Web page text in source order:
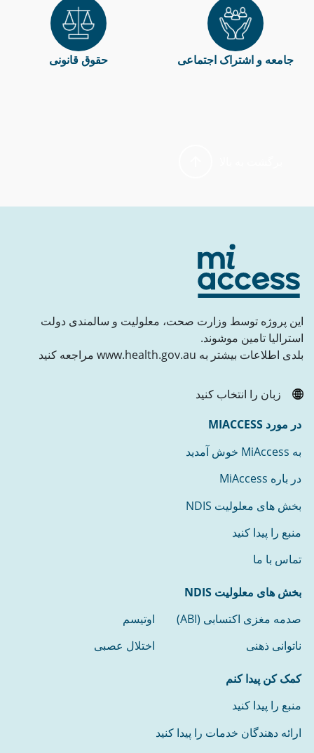
جامعه و اشتراک اجتماعی حقوق قانونی
این پروژه توسط وزارت صحت، معلولیت و سالمندی دولت
استرالیا تامین موشوند.
بلدی اطلاعات بیشتر به www.health.gov.au مراجعه کنید
زبان را انتخاب کنید
در مورد MIACCESS
به MiAccess خوش آمدید
در باره MiAccess
بخش های معلولیت NDIS
منبع را پیدا کنید
تماس با ما
بخش های معلولیت NDIS
صدمه مغزی اکتسابی (ABI)
اوتیسم
ناتوانی ذهنی
اختلال عصبی
کمک کن پیدا کنم
منبع را پیدا کنید
ارائه دهندگان خدمات را پیدا کنید